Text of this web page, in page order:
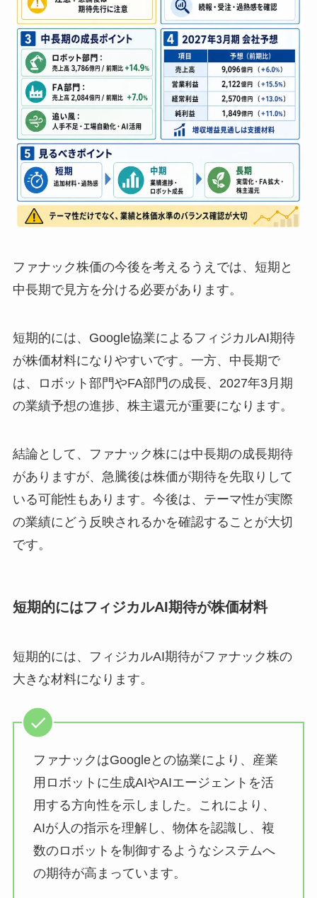
ファナック株価の今後を考えるうえでは、短期と
中長期で見方を分ける必要があります。
短期的には、Google協業によるフィジカルAI期待
が株価材料になりやすいです。一方、中長期で
は、ロボット部門やFA部門の成長、2027年3月期
の業績予想の進捗、株主還元が重要になります。
結論として、ファナック株には中長期の成長期待
がありますが、急騰後は株価が期待を先取りして
いる可能性もあります。今後は、テーマ性が実際
の業績にどう反映されるかを確認することが大切
です。
短期的にはフィジカルAI期待が株価材料
短期的には、フィジカルAI期待がファナック株の
大きな材料になります。
ファナックはGoogleとの協業により、産業
用ロボットに生成AIやAIエージェントを活
用する方向性を示しました。これにより、
AIが人の指示を理解し、物体を認識し、複
数のロボットを制御するようなシステムへ
の期待が高まっています。